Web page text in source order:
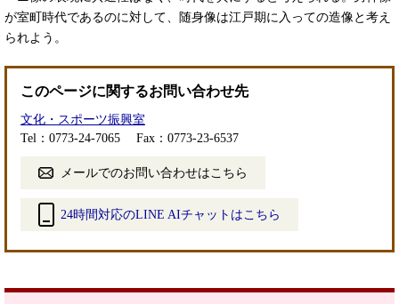
が室町時代であるのに対して、随身像は江戸期に入っての造像と考え
られよう。
このページに関するお問い合わせ先
文化・スポーツ振興室
Tel：0773-24-7065
Fax：0773-23-6537
メールでのお問い合わせはこちら
24時間対応のLINE AIチャットはこちら
リ